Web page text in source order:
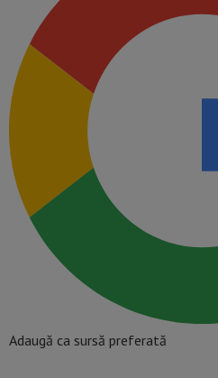
Adaugă ca sursă preferată